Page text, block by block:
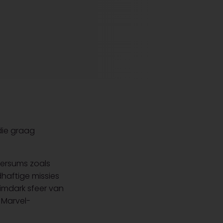
graag
zoals
missies
sfeer van